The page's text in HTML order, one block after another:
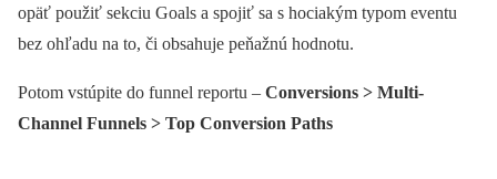
opäť použiť sekciu Goals a spojiť sa s hociakým typom eventu
bez ohľadu na to, či obsahuje peňažnú hodnotu.
Potom vstúpite do funnel reportu – Conversions > Multi-
Channel Funnels > Top Conversion Paths